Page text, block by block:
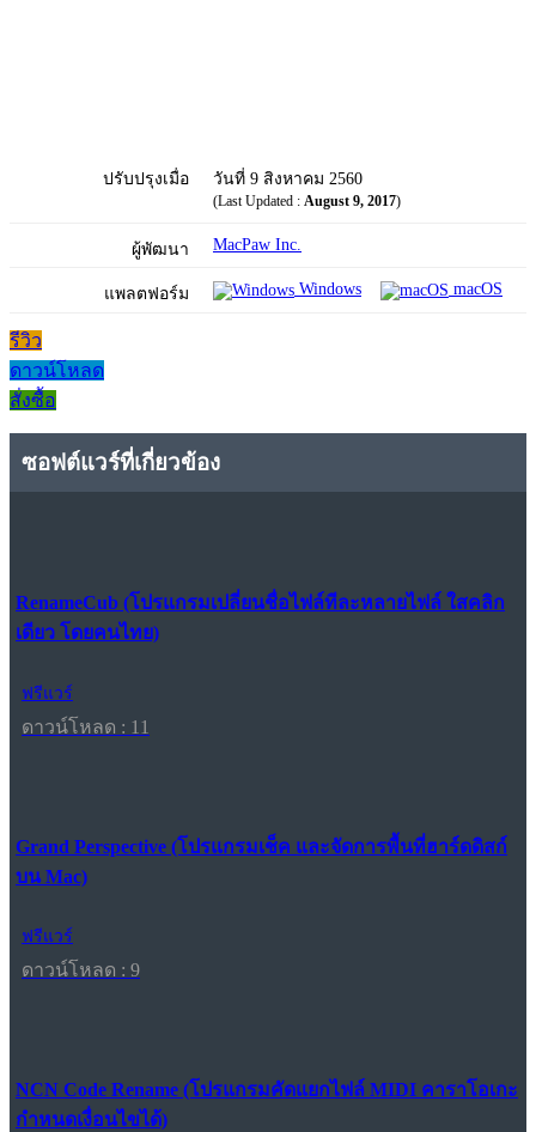
ปรับปรุงเมื่อ วันที่ 9 สิงหาคม 2560
(Last Updated : August 9, 2017)
ผู้พัฒนา MacPaw Inc.
แพลตฟอร์ม Windows macOS
รีวิว
ดาวน์โหลด
สั่งซื้อ
ซอฟต์แวร์ที่เกี่ยวข้อง
RenameCub (โปรแกรมเปลี่ยนชื่อไฟล์ทีละหลายไฟล์ ใสคลิก
เดียว โดยคนไทย)
ฟรีแวร์
ดาวน์โหลด : 11
Grand Perspective (โปรแกรมเช็ค และจัดการพื้นที่ฮาร์ดดิสก์
บน Mac)
ฟรีแวร์
ดาวน์โหลด : 9
NCN Code Rename (โปรแกรมคัดแยกไฟล์ MIDI คาราโอเกะ
กำหนดเงื่อนไขได้)